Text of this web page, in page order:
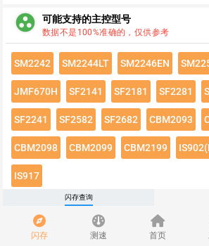
闪存 测速 首页
group_work 可能支持的主控型号
数据不是100%准确的，仅供参考
SM2242 SM2244LT SM2246EN
JMF670H SF2141 SF2181 SF2281
SF2241 SF2582 SF2682 CBM2093
CBM2098 CBM2099 CBM2199
IS917
点击绿色按钮有惊喜哦~
闪存速度
闪存查询